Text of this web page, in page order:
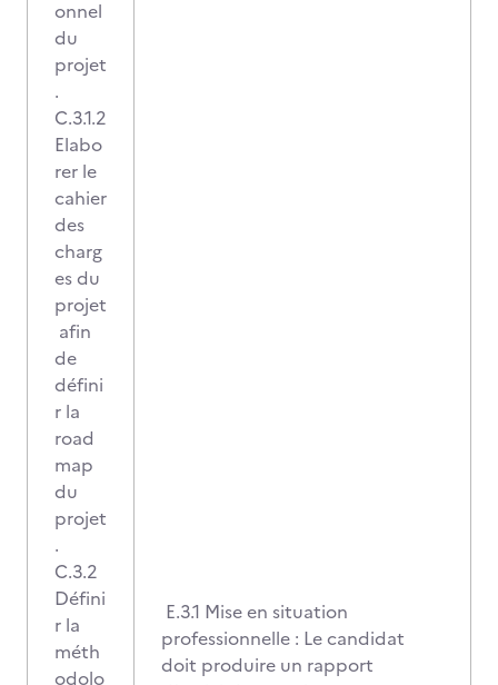
onnel
du
projet
.
C.3.1.2
Elabo
rer le
cahier
des
charg
es du
projet
afin
de
défini
r la
road
map
du
projet
.
C.3.2
Défini
r la
méth
odolo
E.3.1 Mise en situation
professionnelle : Le candidat
doit produire un rapport